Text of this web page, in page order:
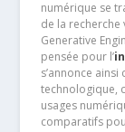
numérique se
de la recherche
Generative
pensée pour l’
s’annonce
technologique,
usages
comparatifs